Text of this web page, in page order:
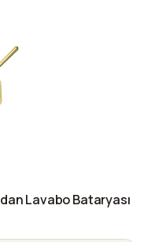
Lavabo Bataryası